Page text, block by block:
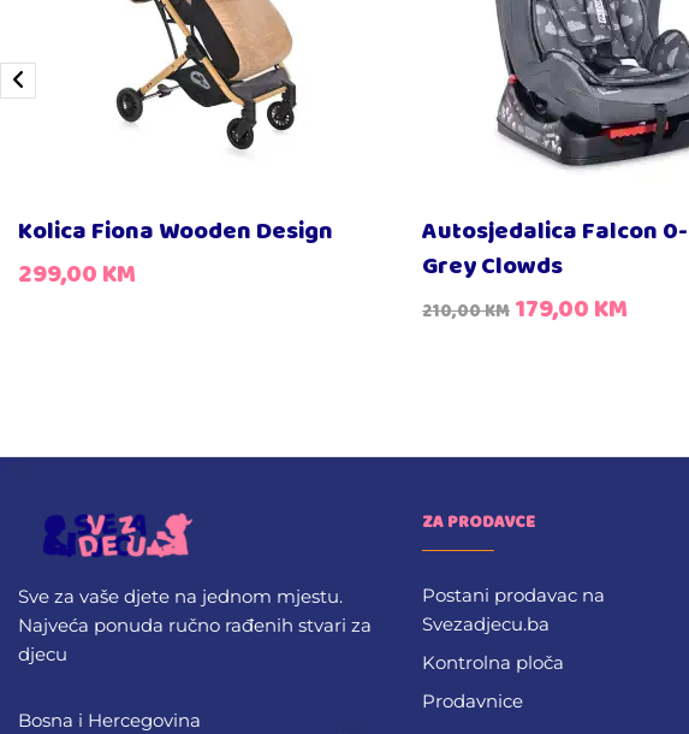
Kolica Fiona Wooden Design
299,00KM
Autosjedalica Falcon
Grey Clowds
210,00KM 179,00KM
Sve za vaše djete na jednom mjestu.
Najveća ponuda ručno rađenih stvari za
djecu
Bosna i Hercegovina
ZA PRODAVCE
Postani prodavac na
Svezadjecu.ba
Kontrolna ploča
Prodavnice